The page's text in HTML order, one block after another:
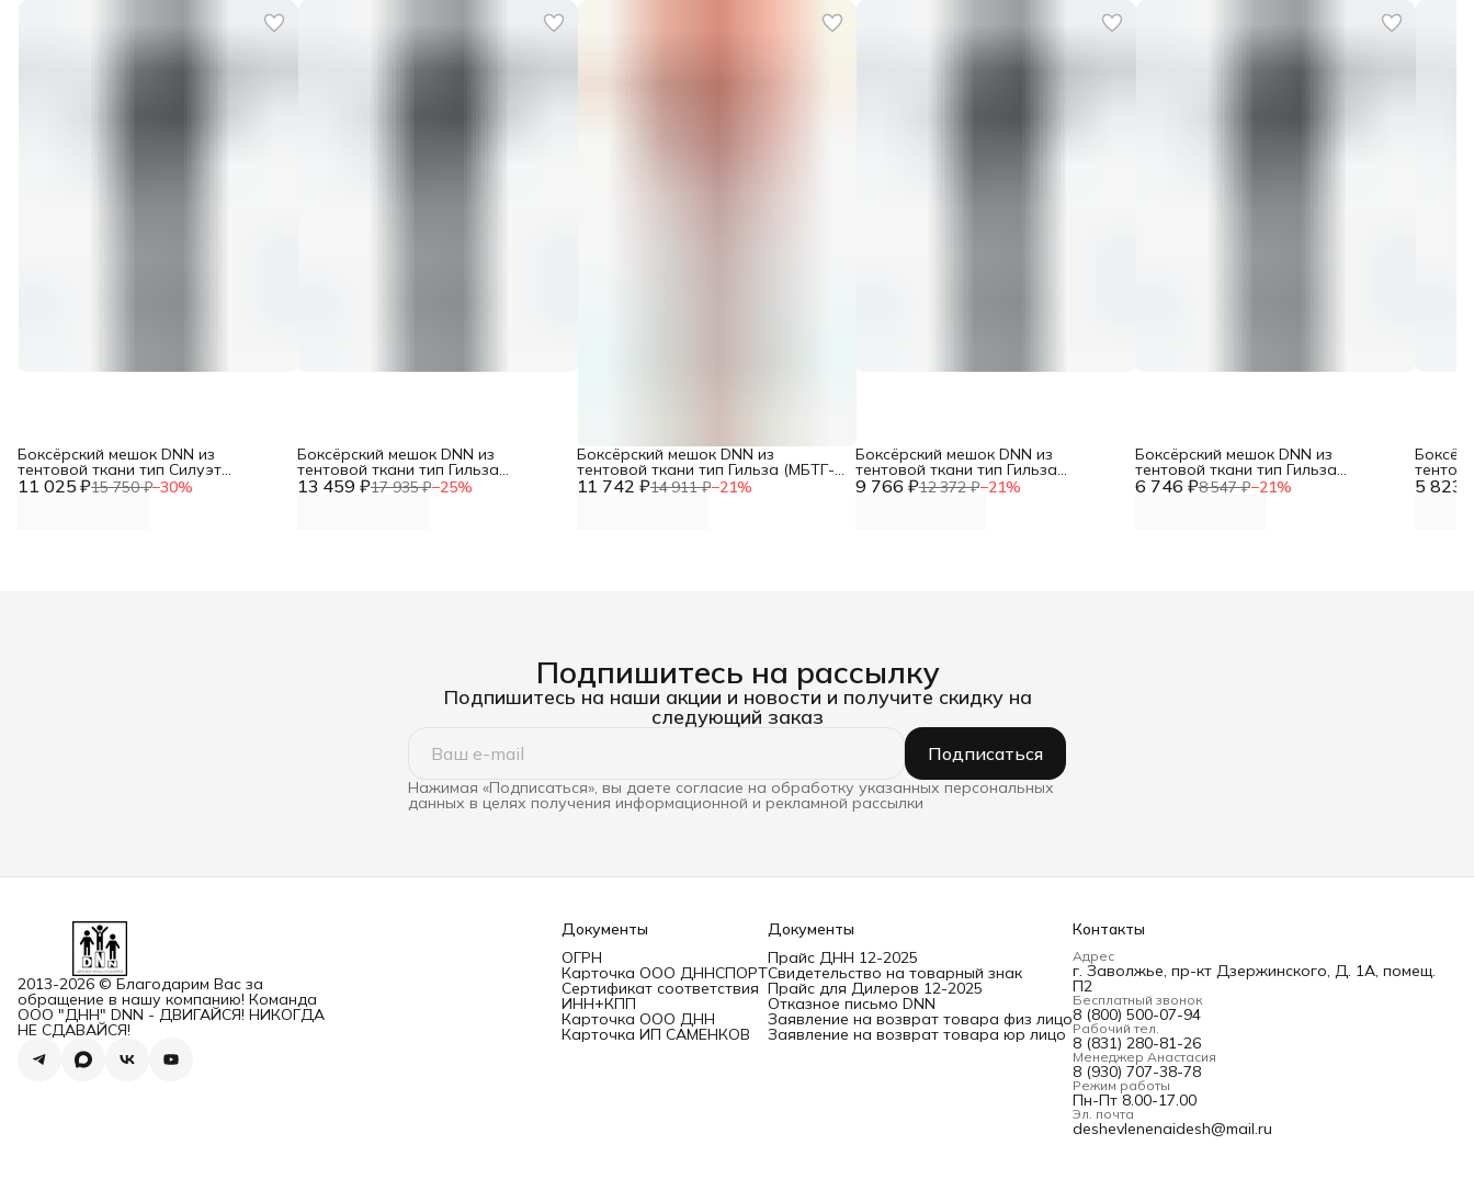
11 025 ₽15 750 ₽−30%
Боксёрский мешок DNN из
тентовой ткани тип Силуэт
трёхсекционный (МБТТ- 6, Верхний 13 459 ₽17 935 ₽−25%
Боксёрский мешок DNN из
тентовой ткани тип Гильза
(МБТГ-14: диаметр 40см, высота 11 742 ₽14 911 ₽−21%
Боксёрский мешок DNN из
тентовой ткани тип Гильза (МБТГ-7:
диаметр 35см, высота 150см, вес 9 766 ₽12 372 ₽−21%
Боксёрский мешок DNN из
тентовой ткани тип Гильза
(МБТГ-10: диаметр 35см, высота 6 746 ₽8 547 ₽−21%
Боксёрский мешок DNN из
тентовой ткани тип Гильза
(МБТГ-16: диаметр 45см, высота 5 823
Подпишитесь на рассылку
Подпишитесь на наши акции и новости и получите скидку на
следующий заказ
Подписаться
Нажимая «Подписаться», вы даете согласие на обработку указанных персональных
данных в целях получения информационной и рекламной рассылки
2013-2026 © Благодарим Вас за
обращение в нашу компанию! Команда
ООО "ДНН" DNN - ДВИГАЙСЯ! НИКОГДА
НЕ СДАВАЙСЯ!
Документы
ОГРН
Карточка ООО ДННСПОРТ
Сертификат соответствия
ИНН+КПП
Карточка ООО ДНН
Карточка ИП САМЕНКОВ
Документы
Прайс ДНН 12-2025
Свидетельство на товарный знак
Прайс для Дилеров 12-2025
Отказное письмо DNN
Заявление на возврат товара физ лицо
Заявление на возврат товара юр лицо
Контакты
Адрес
г. Заволжье, пр-кт Дзержинского, Д. 1А, помещ.
П2
Бесплатный звонок
8 (800) 500-07-94
Рабочий тел.
8 (831) 280-81-26
Менеджер Анастасия
8 (930) 707-38-78
Режим работы
Пн-Пт 8.00-17.00
Эл. почта
deshevlenenaidesh@mail.ru